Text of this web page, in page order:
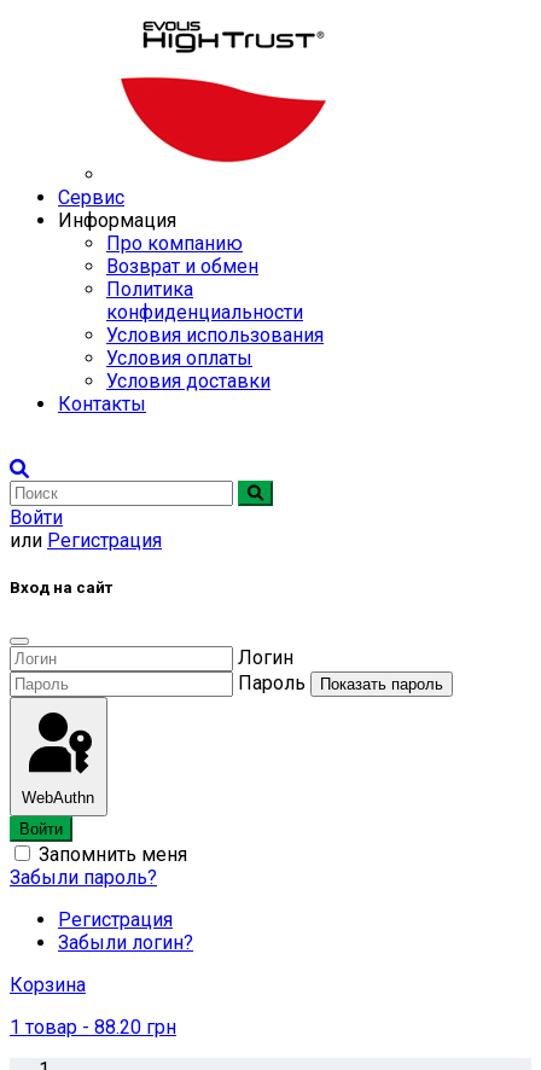
Сервис
Информация
Про компанию
Возврат и обмен
Политика
конфиденциальности
Условия использования
Условия оплаты
Условия доставки
Контакты
Войти
или Регистрация
Вход на сайт
Логин
Пароль
Показать пароль
WebAuthn
Войти
Запомнить меня
Забыли пароль?
Регистрация
Забыли логин?
Корзина
1 товар - 88.20 грн